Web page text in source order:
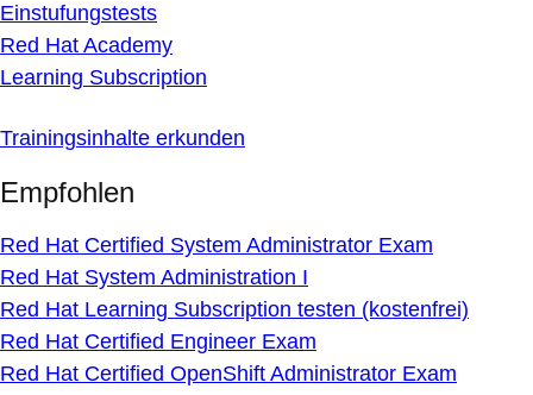
Einstufungstests
Red Hat Academy
Learning Subscription
Trainingsinhalte erkunden
Empfohlen
Red Hat Certified System Administrator Exam
Red Hat System Administration I
Red Hat Learning Subscription testen (kostenfrei)
Red Hat Certified Engineer Exam
Red Hat Certified OpenShift Administrator Exam